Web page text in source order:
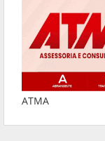
ATMA